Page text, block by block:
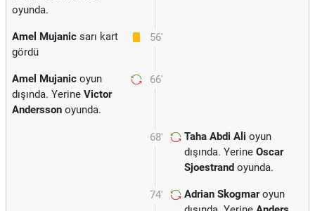
oyunda.
56'
Amel Mujanic sarı kart
gördü
66'
Amel Mujanic oyun
dışında. Yerine Victor
Andersson oyunda.
68' Taha Abdi Ali oyun
dışında. Yerine Oscar
Sjoestrand oyunda.
74' Adrian Skogmaroyun